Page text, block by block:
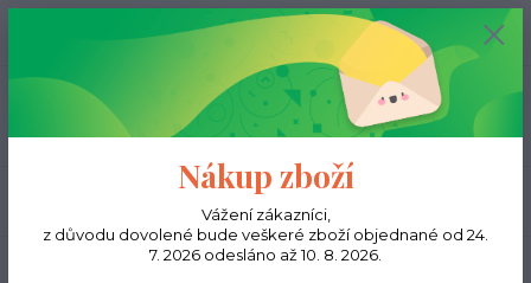
Menu
0,00 Kč
Úvod Kabelky Kabelka Shopper - Tělová
Nákup zboží
Vážení zákazníci,
z důvodu dovolené bude veškeré zboží objednané od 24.
7. 2026 odesláno až 10. 8. 2026.